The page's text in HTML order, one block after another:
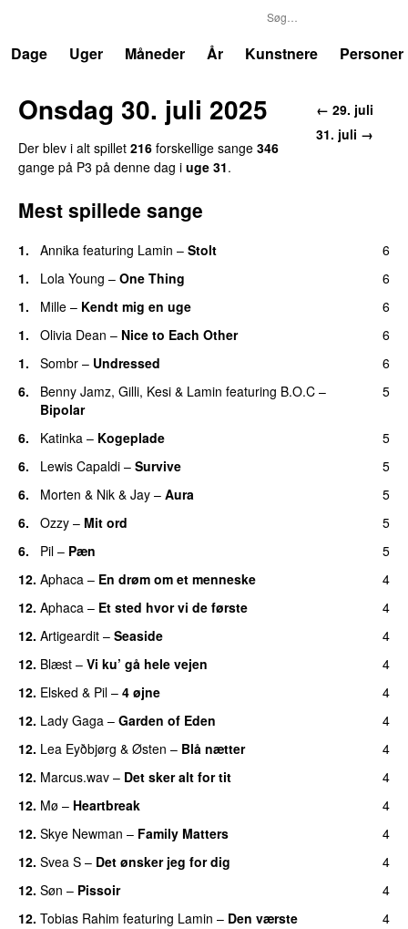
Dage
Uger Måneder År Kunstnere Personer
← 29. juli
31. juli →
Onsdag 30. juli 2025
Der blev i alt spillet 216 forskellige sange 346
gange på P3 på denne dag i uge 31.
Mest spillede sange
1. Annika featuring Lamin – Stolt
6
1.
Lola Young – One Thing
6
1.
Mille – Kendt mig en uge
6
1.
Olivia Dean – Nice to Each Other
6
1.
Sombr – Undressed
6
6.
Benny Jamz, Gilli, Kesi & Lamin featuring B.O.C –
Bipolar
5
6. Katinka – Kogeplade
5
6.
Lewis Capaldi – Survive
5
6.
Morten & Nik & Jay – Aura
5
6.
Ozzy – Mit ord
5
6.
Pil – Pæn
5
12. Aphaca – En drøm om et menneske
4
12. Aphaca – Et sted hvor vi de første
4
12. Artigeardit – Seaside
4
12. Blæst – Vi ku’ gå hele vejen
4
12. Elsked & Pil – 4 øjne
4
12. Lady Gaga – Garden of Eden
4
12. Lea Eyðbjørg & Østen – Blå nætter
4
12. Marcus.wav – Det sker alt for tit
4
12. Mø – Heartbreak
4
12. Skye Newman – Family Matters
4
12. Svea S – Det ønsker jeg for dig
4
12. Søn – Pissoir
4
12. Tobias Rahim featuring Lamin – Den værste
4